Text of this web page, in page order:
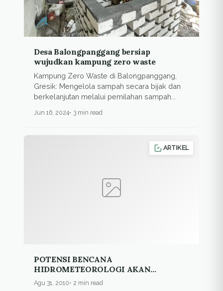
Desa Balongpanggang bersiap
wujudkan kampung zero waste
Kampung Zero Waste di Balongpanggang,
Gresik: Mengelola sampah secara bijak dan
berkelanjutan melalui pemilahan sampah...
Jun 16, 2024 3 min read
ARTIKEL
POTENSI BENCANA
HIDROMETEOROLOGI AKAN
MENINGKAT
Agu 31, 2010 2 min read